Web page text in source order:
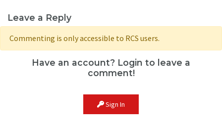
Leave a Reply
Commenting is only accessible to RCS users.
Have an account? Login to leave a
comment!
Sign In